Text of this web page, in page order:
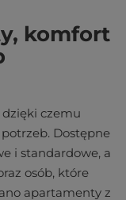
komfort
czemu
Dostępne
i standardowe, a
osób, które
apartamenty z